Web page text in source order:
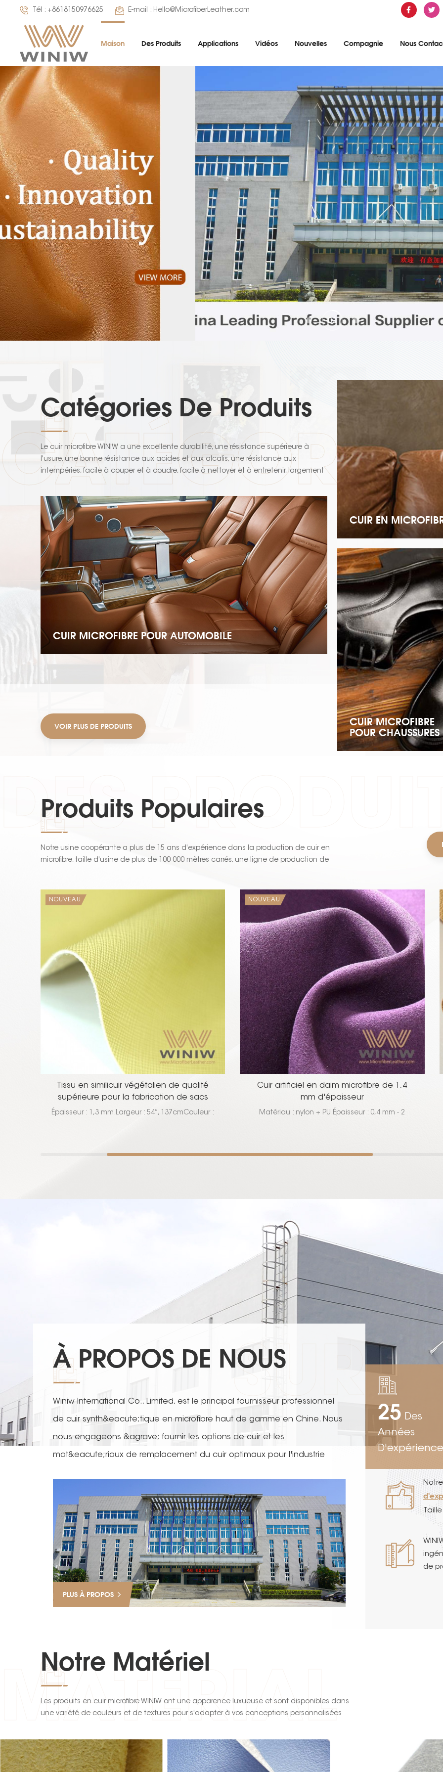
Tél : +8618150976625 E-mail : Hello@MicrofiberLeather.com
Maison Des Produits Applications Vidéos Nouvelles Compagnie Nous
01 02 03
CATÉGORIES
Catégories De Produits
Le cuir microfibre WINIW a une excellente durabilité, une résistance supérieure à
l'usure, une bonne résistance aux acides et aux alcalis, une résistance aux
intempéries, facile à couper et à coudre, facile à nettoyer et à entretenir, largement
utilisé pour l'automobile, le rembourrage de canapé, les chaussures, les sacs, la
maroquinerie, les vêtements, gants, etc...
CUIR MICROFIBRE POUR AUTOMOBILE
VOIR PLUS DE PRODUITS
CUIR EN
CUIR MICROFIBRE
POUR CHAUSSURES
DES
Produits Populaires
Notre usine coopérante a plus de 15 ans d'expérience dans la production de cuir en
microfibre, taille d'usine de plus de 100 000 mètres carrés, une ligne de production de
NOUVEAU
Tissu en similicuir végétalien de qualité
supérieure pour la fabrication de sacs
Épaisseur : 1,3 mm.Largeur : 54″, 137cmCouleur :
NOUVEAU
Cuir artificiel en daim microfibre de 1,4
mm d'épaisseur
Matériau : nylon + PU.Épaisseur : 0,4 mm - 2
avec
de
SUR
À PROPOS DE NOUS
Winiw International Co., Limited, est le principal fournisseur professionnel
de cuir synth&eacute;tique en microfibre haut de gamme en Chine. Nous
nous engageons &agrave; fournir les options de cuir et les
mat&eacute;riaux de remplacement du cuir optimaux pour l'industrie
PLUS À PROPOS
25 Des
Années
MATERIAL
Notre Matériel
Les produits en cuir microfibre WINIW ont une apparence luxueuse et sont disponibles dans
une variété de couleurs et de textures pour s'adapter à vos conceptions personnalisées